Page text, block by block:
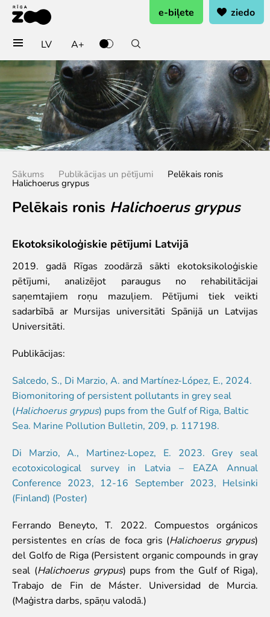
Pērc biļetes vai rezervē
Ieejas biļete
Grupu biļetes (10+ pers.)
Dāvanu karte
Gada abonements
Abonements Goda Ģimenei
Apmeklē
Darba laiks
Zoo karte
Iekšējās kārtības noteikumi
Novērtē Rīga ZOO apmeklējumu!
Jaunumi
Jaunumi
Atbalsti
Krustvecāku programma uzņēmumiem
Krustvecāku programma privātpersonām
Biežāk uzdotie jautājumi
Ekskursijas
Atvērtās ekskursijas
Dzimšanas diena Rīga ZOO
Rīga ZOO slavenībām pa pēdām
Cik dažādi mēs esam
Zvērīgi Seksīgi/Riests
Visas ekskursijas
Mācību ekskursijas
Mācību nodarbības
Ekskursiju un nodarbību noteikumi
LV A+
e-biļete ziedo
Sākums Publikācijas un pētījumi Pelēkais ronis
Halichoerus grypus
Pelēkais ronis Halichoerus grypus
Ekotoksikoloģiskie pētījumi Latvijā
2019. gadā Rīgas zoodārzā sākti ekotoksikoloģiskie
pētījumi, analizējot paraugus no rehabilitācijai
saņemtajiem roņu mazuļiem. Pētījumi tiek veikti
sadarbībā ar Mursijas universitāti Spānijā un Latvijas
Universitāti.
Publikācijas:
Salcedo, S., Di Marzio, A. and Martínez-López, E., 2024.
Biomonitoring of persistent pollutants in grey seal
(Halichoerus grypus) pups from the Gulf of Riga, Baltic
Sea. Marine Pollution Bulletin, 209, p. 117198.
Di Marzio, A., Martinez-Lopez, E. 2023. Grey seal
ecotoxicological survey in Latvia – EAZA Annual
Conference 2023, 12-16 September 2023, Helsinki
(Finland) (Poster)
Ferrando Beneyto, T. 2022. Compuestos orgánicos
persistentes en crías de foca gris (Halichoerus grypus)
del Golfo de Riga (Persistent organic compounds in gray
seal (Halichoerus grypus) pups from the Gulf of Riga),
Trabajo de Fin de Máster. Universidad de Murcia.
(Maģistra darbs, spāņu valodā.)